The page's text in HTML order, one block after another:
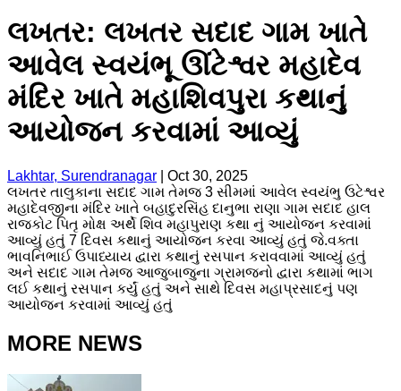
લખતર: લખતર સદાદ ગામ ખાતે
આવેલ સ્વયંભૂ ઊંટેશ્વર મહાદેવ
મંદિર ખાતે મહાશિવપુરા કથાનું
આયોજન કરવામાં આવ્યું
Lakhtar, Surendranagar
Oct 30, 2025
લખતર તાલુકાના સદાદ ગામ તેમજ 3 સીમમાં આવેલ સ્વયંભુ ઉટેશ્વર
મહાદેવજીના મંદિર ખાતે બહાદુરસિંહ દાનુભા રાણા ગામ સદાદ હાલ
રાજકોટ પિતૃ મોક્ષ અર્થે શિવ મહાપુરાણ કથા નું આયોજન કરવામાં
આવ્યું હતું 7 દિવસ કથાનું આયોજન કરવા આવ્યું હતું જે.વક્તા
ભાવનિભાઈ ઉપાધ્યાય દ્વારા કથાનું રસપાન કરાવવામાં આવ્યું હતું
અને સદાદ ગામ તેમજ આજુબાજુના ગ્રામજનો દ્વારા કથામાં ભાગ
લઈ કથાનું રસપાન કર્યું હતું અને સાથે દિવસ મહાપ્રસાદનું પણ
આયોજન કરવામાં આવ્યું હતું
MORE NEWS